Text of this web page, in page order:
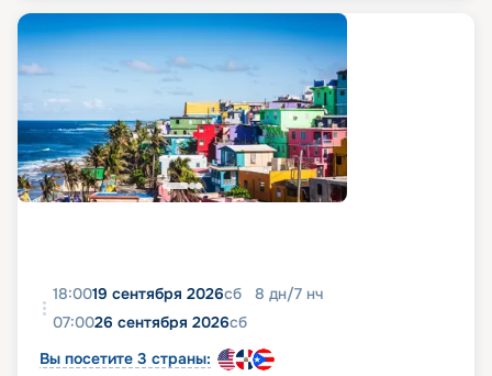
18:0019 сентября 2026сб 8 дн/7 нч
07:0026 сентября 2026сб
Вы посетите 3 страны: